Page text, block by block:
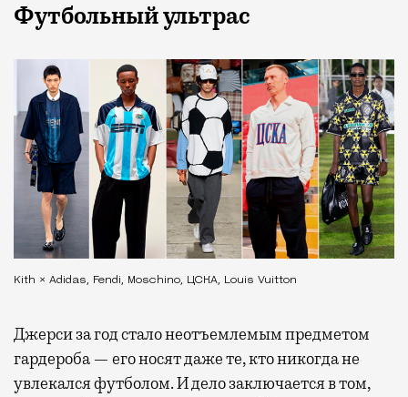
Футбольный ультрас
Kith × Adidas, Fendi, Moschino, ЦСКА, Louis Vuitton
Джерси за год стало неотъемлемым предметом
гардероба — его носят даже те, кто никогда не
увлекался футболом. И дело заключается в том,